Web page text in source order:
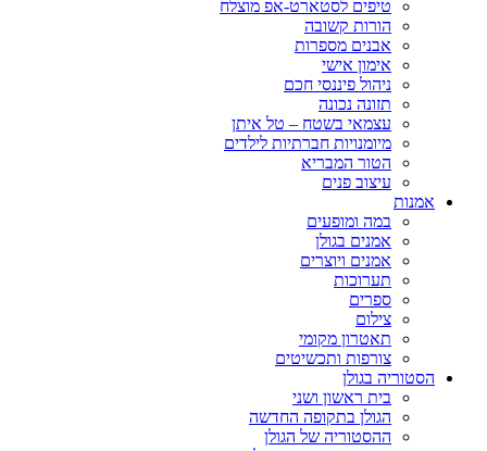
טיפים לסטארט-אפ מוצלח
הורות קשובה
אבנים מספרות
אימון אישי
ניהול פיננסי חכם
תזונה נכונה
עצמאי בשטח – טל איתן
מיומנויות חברתיות לילדים
הטור המבריא
עיצוב פנים
אמנות
במה ומופעים
אמנים בגולן
אמנים ויוצרים
תערוכות
ספרים
צילום
תאטרון מקומי
צורפות ותכשיטים
הסטוריה בגולן
בית ראשון ושני
הגולן בתקופה החדשה
ההסטוריה של הגולן